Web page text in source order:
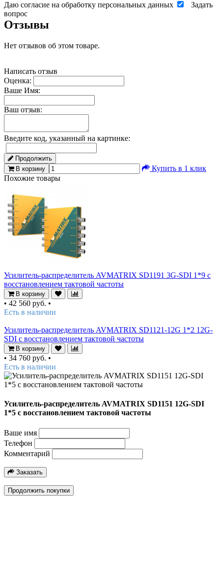
Даю согласие на обработку персональных данных
Задать
вопрос
Отзывы
Нет отзывов об этом товаре.
Написать отзыв
Оценка:
Ваше Имя:
Ваш отзыв:
Введите код, указанный на картинке:
Продолжить
В корзину
Купить в 1 клик
Похожие товары
Усилитель-распределитель AVMATRIX SD1191 3G-SDI 1*9 с
восстановлением тактовой частоты
В корзину
• 42 560 руб. •
Есть в наличии
Усилитель-распределитель AVMATRIX SD1121-12G 1*2 12G-
SDI с восстановлением тактовой частоты
В корзину
• 34 760 руб. •
Есть в наличии
Усилитель-распределитель AVMATRIX SD1151 12G-SDI
1*5 с восстановлением тактовой частоты
Ваше имя
Телефон
Комментарий
Заказать
Продолжить покупки